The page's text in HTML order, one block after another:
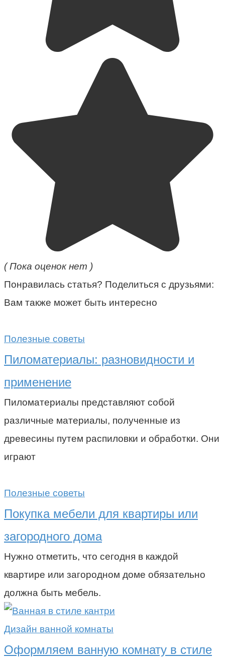
( Пока оценок нет )
Понравилась статья? Поделиться с друзьями:
Вам также может быть интересно
Полезные советы
Пиломатериалы: разновидности и
применение
Пиломатериалы представляют собой
различные материалы, полученные из
древесины путем распиловки и обработки. Они
играют
Полезные советы
Покупка мебели для квартиры или
загородного дома
Нужно отметить, что сегодня в каждой
квартире или загородном доме обязательно
должна быть мебель.
Дизайн ванной комнаты
Оформляем ванную комнату в стиле